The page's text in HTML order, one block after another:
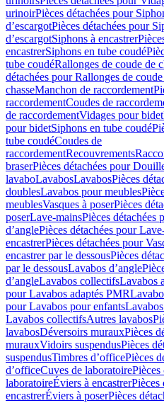
urinoirPièces détachées pour
d’escargotPièces détachées pour
d’escargotSiphons à encastrer
encastrerSiphons en tube coudé
tube coudéRallonges de coude de
détachées pour Rallonges de
chasseManchon de raccordement
raccordementCoudes de
de raccordementVidages pour bidet
pour bidetSiphons en tube coudé
tube coudéCoudes de
raccordementRecouvrements
braserPièces détachées pour
lavaboLavabosLavabosPièces
doublesLavabos pour meubles
meublesVasques à poserPièces
poserLave-mainsPièces détachées
d’anglePièces détachées pour
encastrerPièces détachées pour
encastrer par le dessousPièces
par le dessousLavabos d’angle
d’angleLavabos collectifsLavabos
pour Lavabos adaptés PMR
pour Lavabos pour enfants
Lavabos collectifsAutres lavabos
lavabosDéversoirs murauxPièces
murauxVidoirs suspendusPièces
suspendusTimbres dʼofficePièces
dʼofficeCuves de laboratoirePièces
laboratoireÉviers à encastrerPièces
encastrerÉviers à poserPièces